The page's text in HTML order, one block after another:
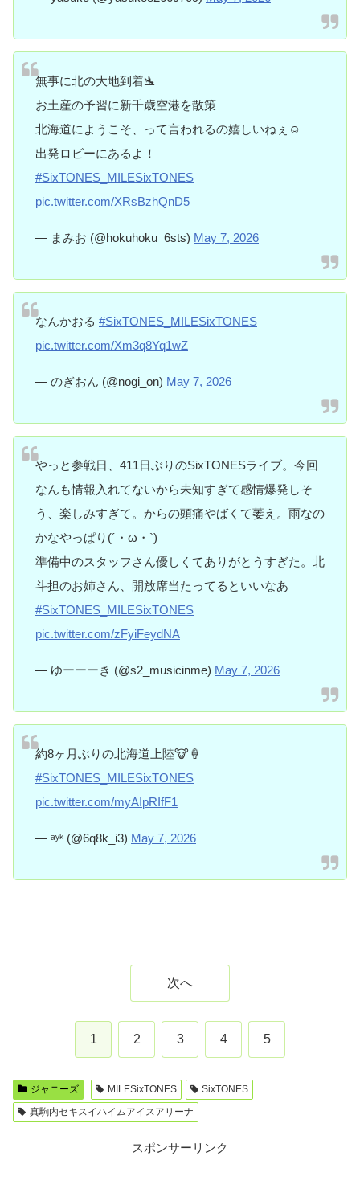
無事に北の大地到着🛬
お土産の予習に新千歳空港を散策
北海道にようこそ、って言われるの嬉しいねぇ☺️
出発ロビーにあるよ！
#SixTONES_MILESixTONES
pic.twitter.com/XRsBzhQnD5
— まみお (@hokuhoku_6sts) May 7, 2026
なんかおる #SixTONES_MILESixTONES
pic.twitter.com/Xm3q8Yq1wZ
— のぎおん (@nogi_on) May 7, 2026
やっと参戦日、411日ぶりのSixTONESライブ。今回
なんも情報入れてないから未知すぎて感情爆発しそ
う、楽しみすぎて。からの頭痛やばくて萎え。雨なの
かなやっぱり(´・ω・`)
準備中のスタッフさん優しくてありがとうすぎた。北
斗担のお姉さん、開放席当たってるといいなあ
#SixTONES_MILESixTONES
pic.twitter.com/zFyiFeydNA
— ゆーーーき (@s2_musicinme) May 7, 2026
約8ヶ月ぶりの北海道上陸🐮🍦
#SixTONES_MILESixTONES
pic.twitter.com/myAIpRIfF1
— ᵃʸᵏ (@6q8k_i3) May 7, 2026
次へ
1 2 3 4 5
ジャニーズ MILESixTONES
SixTONES
真駒内セキスイハイムアイスアリーナ
スポンサーリンク